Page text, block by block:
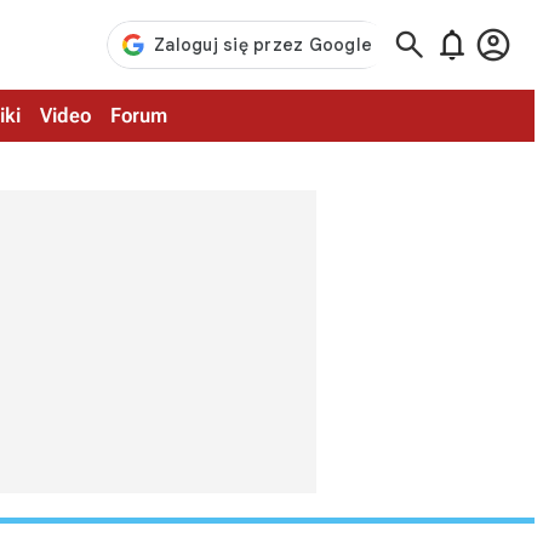
  
Video Forum